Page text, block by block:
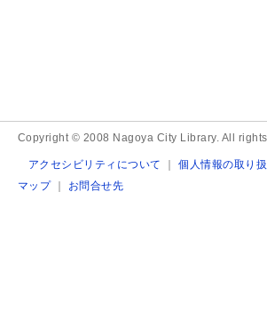
Copyright © 2008 Nagoya City Library. All rights
アクセシビリティについて ｜個人情報の取り
マップ｜ お問合せ先